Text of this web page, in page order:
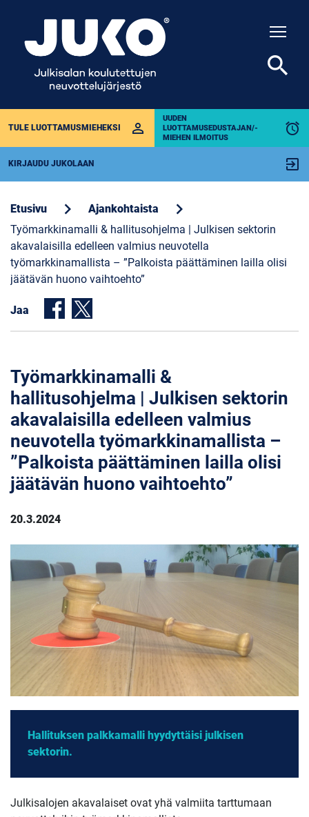
TULE LUOTTAMUSMIEHEKSI perm_identity
UUDEN
LUOTTAMUSEDUSTAJAN/-
MIEHEN ILMOITUS
alarm
KIRJAUDU JUKOLAAN exit_to_app
search
Etusivu chevron_right Ajankohtaista chevron_right
Työmarkkinamalli & hallitusohjelma | Julkisen sektorin
akavalaisilla edelleen valmius neuvotella
työmarkkinamallista – ”Palkoista päättäminen lailla olisi
jäätävän huono vaihtoehto”
Jaa
Työmarkkinamalli &
hallitusohjelma | Julkisen sektorin
akavalaisilla edelleen valmius
neuvotella työmarkkinamallista –
”Palkoista päättäminen lailla olisi
jäätävän huono vaihtoehto”
20.3.2024
Hallituksen palkkamalli hyydyttäisi julkisen
sektorin.
Julkisalojen akavalaiset ovat yhä valmiita tarttumaan